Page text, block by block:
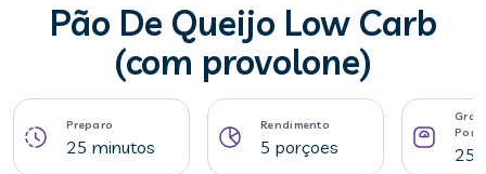
Pão De Queijo Low Carb
(com provolone)
Preparo
25 minutos
Rendimento
5 porçoes 25